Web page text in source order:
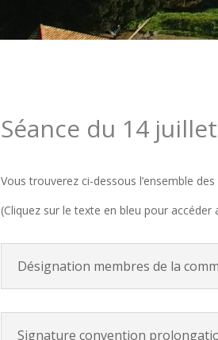
Séance du 14
Vous trouverez ci-dessous l’ensemble
(Cliquez sur le texte en bleu pour accéder
Désignation membres de la
Signature convention